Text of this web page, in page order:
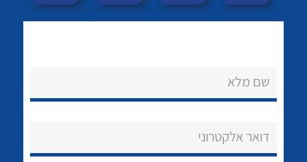
לכל מוצרי היצרן לכל מוצרי היצרן
שם מלא
דואר אלקטרוני